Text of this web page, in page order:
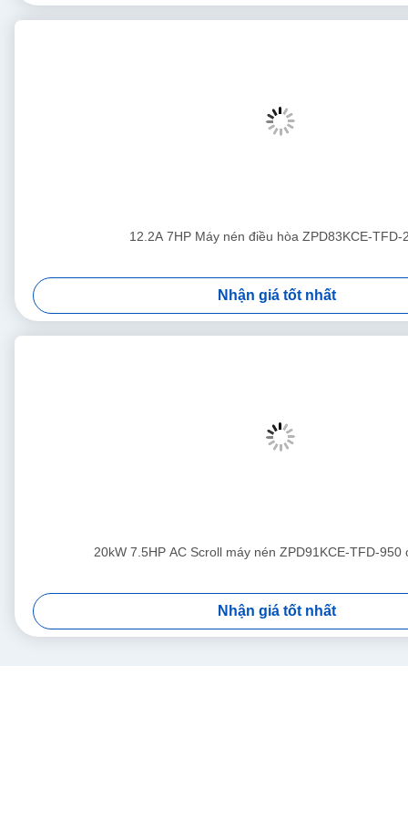
12.2A 7HP Máy nén điều hòa ZPD83KCE-TFD-
Nhận giá tốt nhất
20kW 7.5HP AC Scroll máy nén ZPD91KCE-TFD-950
Nhận giá tốt nhất